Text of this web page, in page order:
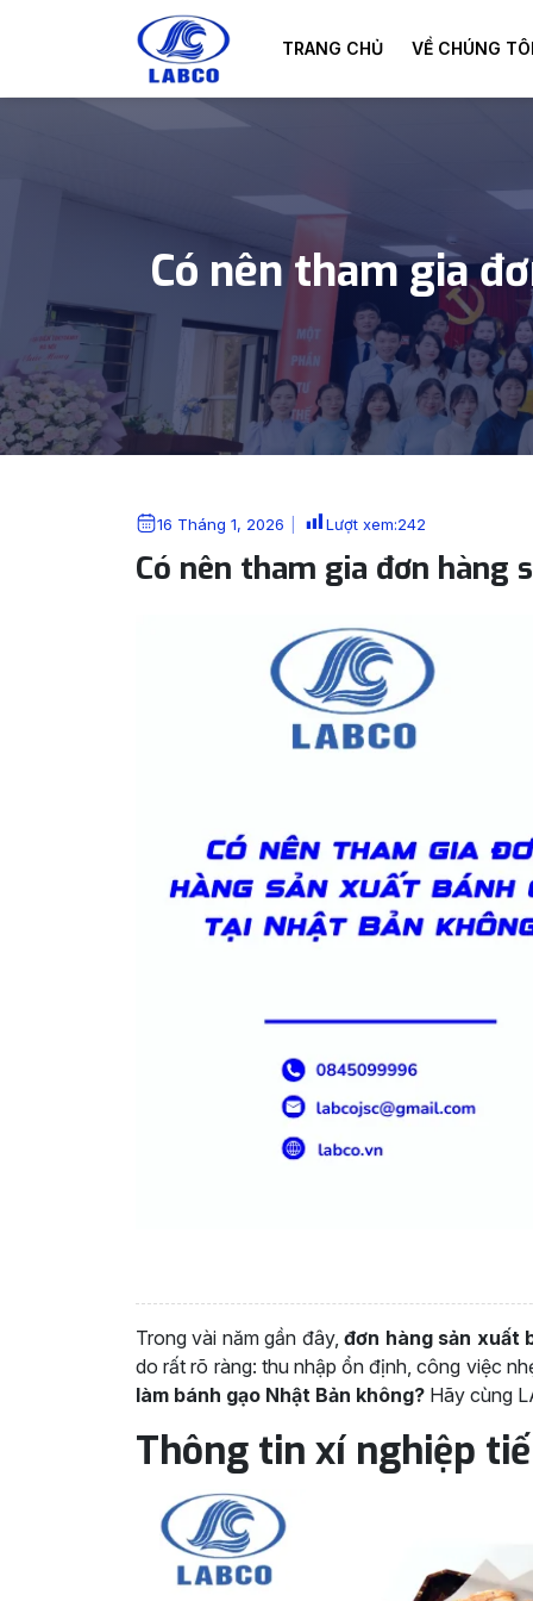
Skip to main content
TRANG CHỦ VỀ CHÚNG
Có nên tham gia
16 Tháng 1, 2026 Lượt xem:242
Có nên tham gia đơn hàng
Trong vài năm gần đây,đơn hàng sản xuất
do rất rõ ràng: thu nhập ổn định, công việc
làm bánh gạo Nhật Bản không? Hãy cùng
Thông tin xí nghiệp